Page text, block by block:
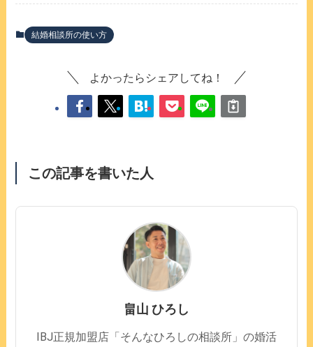
結婚相談所の使い方
よかったらシェアしてね！
この記事を書いた人
畠⼭ ひろし
IBJ正規加盟店「そんなひろしの相談所」の婚活